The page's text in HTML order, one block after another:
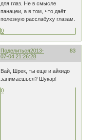
для глаз. Не в смысле
панацеи, а в том, что даёт
полезную расслабуху глазам.
0
Поделиться 83
2013-
07-04 21:26:28
Вай, Шрек, ты еще и айкидо
занимаешься? Шукар!
0